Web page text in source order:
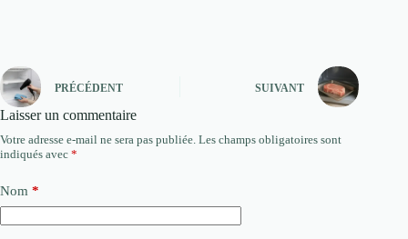
PRÉCÉDENT SUIVANT
Laisser un commentaire
Votre adresse e-mail ne sera pas publiée. Les champs obligatoires sont
indiqués avec *
Nom *